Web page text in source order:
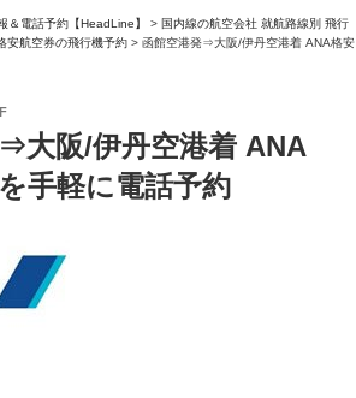
＆電話予約【HeadLine】 > 国内線の航空会社 就航路線別 飛行
安航空券の飛行機予約 > 函館空港発⇒大阪/伊丹空港着 ANA格安
大阪/伊丹空港着 ANA
手軽に電話予約